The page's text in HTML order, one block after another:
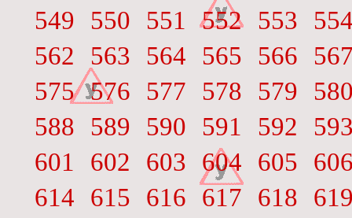
549
550 551 552 553
562
563 564 565 566
575 576 577 578 579
588
589 590 591 592
601
602 603 604 605
614
615 616 617 618